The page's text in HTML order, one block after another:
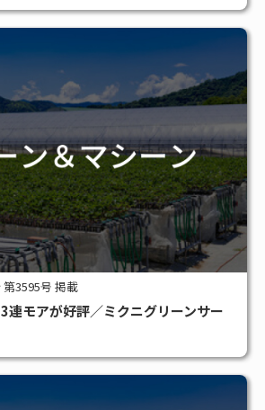
3595号 掲載
連モアが好評／ミクニグリーンサー